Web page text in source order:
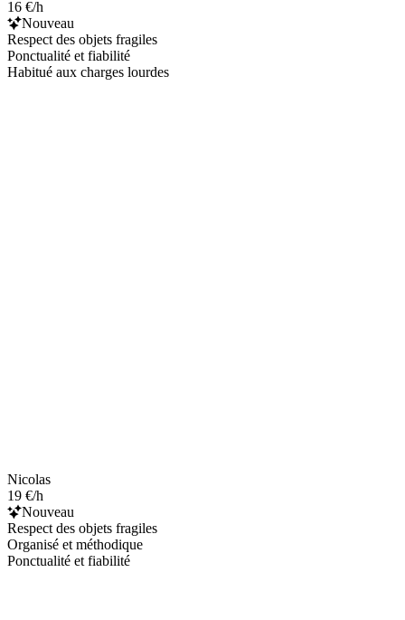
16 €/h
Nouveau
Respect des objets fragiles
Ponctualité et fiabilité
Habitué aux charges lourdes
Nicolas
19 €/h
Nouveau
Respect des objets fragiles
Organisé et méthodique
Ponctualité et fiabilité